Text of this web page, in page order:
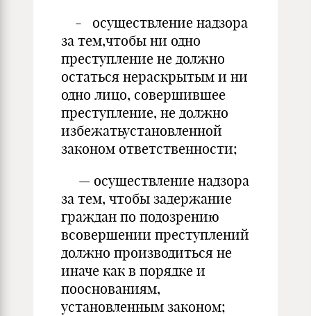
- осуществление надзора
за тем,чтобы ни одно
преступление не должно
остаться нераскрытым и ни
одно лицо, совершившее
преступление, не должно
избежатьустановленной
законом ответственности;
— осуществление надзора
за тем, чтобы задержание
граждан по подозрению
всовершении преступлений
должно производиться не
иначе как в порядке и
пооснованиям,
установленным законом;